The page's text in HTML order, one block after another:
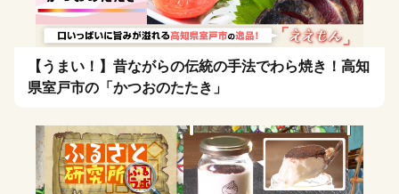
【うまい！】昔ながらの伝統の手法でわら焼き！高知
県室戸市の「かつおのたたき」